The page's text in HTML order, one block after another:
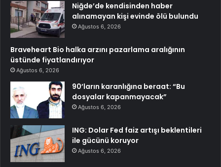
Niğde’de kendisinden haber
alınamayan kişi evinde ölü bulundu
Ağustos 6, 2026
Braveheart Bio halka arzını pazarlama aralığının
üstünde fiyatlandırıyor
Ağustos 6, 2026
90’ların karanlığına beraat: “Bu
dosyalar kapanmayacak”
Ağustos 6, 2026
ING: Dolar Fed faiz artışı beklentileri
ile gücünü koruyor
Ağustos 6, 2026